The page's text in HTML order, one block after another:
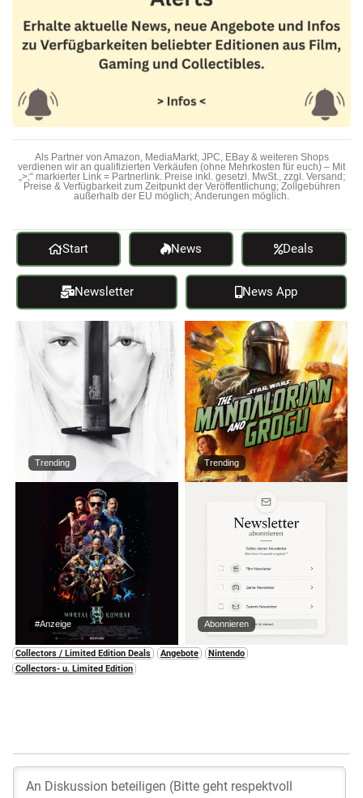
Als Partner von Amazon, MediaMarkt, JPC, EBay & weiteren Shops
verdienen wir an qualifizierten Verkäufen (ohne Mehrkosten für euch) – Mit
„>;“ markierter Link = Partnerlink. Preise inkl. gesetzl. MwSt., zzgl. Versand;
Preise & Verfügbarkeit zum Zeitpunkt der Veröffentlichung; Zollgebühren
außerhalb der EU möglich; Änderungen möglich.
Start News Deals
Newsletter News App
Trending Trending
#Anzeige Abonnieren
Collectors / Limited Edition Deals Angebote
Nintendo
Collectors- u. Limited Edition